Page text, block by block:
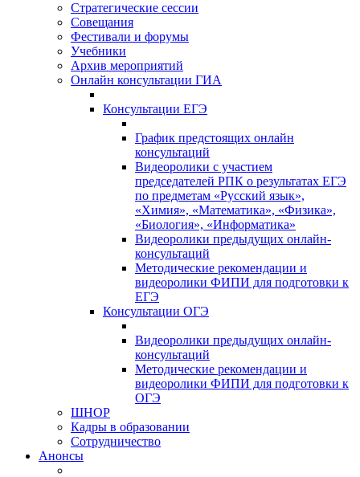
Стратегические сессии
Совещания
Фестивали и форумы
Учебники
Архив мероприятий
Онлайн консультации ГИА
Консультации ЕГЭ
График предстоящих онлайн
консультаций
Видеоролики с участием
председателей РПК о результатах ЕГЭ
по предметам «Русский язык»,
«Химия», «Математика», «Физика»,
«Биология», «Информатика»
Видеоролики предыдущих онлайн-
консультаций
Методические рекомендации и
видеоролики ФИПИ для подготовки к
ЕГЭ
Консультации ОГЭ
Видеоролики предыдущих онлайн-
консультаций
Методические рекомендации и
видеоролики ФИПИ для подготовки к
ОГЭ
ШНОР
Кадры в образовании
Сотрудничество
Анонсы